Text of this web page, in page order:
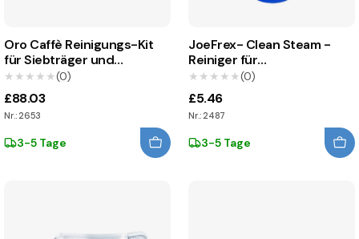
Oro Caffè Reinigungs-Kit
für Siebträger und
Vollautomaten
★★★★★
★★★★★(0)
£88.03
Nr.: 2653
3-5 Tage
JoeFrex- Clean Steam -
Reiniger für
Milchschaumlanzen
★★★★★
★★★★★(0)
£5.46
Nr.: 2487
3-5 Tage